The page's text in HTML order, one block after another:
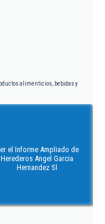
alimenticios, bebidas y
el Informe Ampliado de
Herederos Angel Garcia
Hernandez Sl